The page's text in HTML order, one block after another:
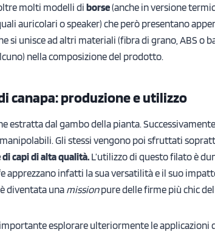
molti modelli diborse(anche in versione
auricolari o speaker) che però presentano
si unisce ad altri materiali (fibra di grano, ABS o
nella composizione del prodotto.
canapa: produzione e utilizzo
estratta dal gambo della pianta.
Gli stessi vengono poi sfruttati
capi di alta qualità. L’utilizzo di questo filato è
apprezzano infatti la sua versatilità e il suo
diventata una missionpure delle firme più chic
esplorare ulteriormente le